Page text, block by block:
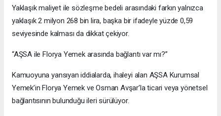
Yaklaşık maliyet ile sözleşme bedeli arasındaki farkın yalnızca
yaklaşık 2 milyon 268 bin lira, başka bir ifadeyle yüzde 0,59
seviyesinde kalması da dikkat çekiyor.
“AŞSA ile Florya Yemek arasında bağlantı var mı?”
Kamuoyuna yansıyan iddialarda, ihaleyi alan AŞSA Kurumsal
Yemek’in Florya Yemek ve Osman Avşar’la ticari veya yönetsel
bağlantısının bulunduğu ileri sürülüyor.